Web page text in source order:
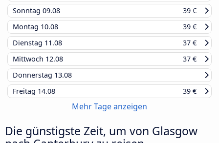
Sonntag 09.08
39 €
Montag 10.08
39 €
Dienstag 11.08
37 €
Mittwoch 12.08
37 €
Donnerstag 13.08
Freitag 14.08 39 €
Mehr Tage anzeigen
Die günstigste Zeit, um von Glasgow